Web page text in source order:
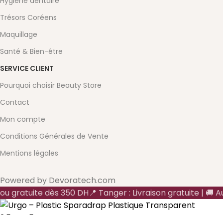
Trésors Coréens
Maquillage
Santé & Bien-être
SERVICE CLIENT
Pourquoi choisir Beauty Store
Contact
Mon compte
Conditions Générales de Vente
Mentions légales
Powered by Devoratech.com
gratuite dès 350 DH📍 Tanger : Livraison gratuite | 🚚